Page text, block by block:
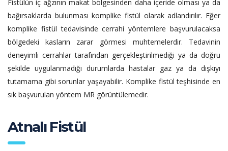
Fistülün iç ağzının makat bölgesinden daha içeride olması ya da
bağırsaklarda bulunması komplike fistül olarak adlandırılır. Eğer
komplike fistül tedavisinde cerrahi yöntemlere başvurulacaksa
bölgedeki kasların zarar görmesi muhtemelerdir. Tedavinin
deneyimli cerrahlar tarafından gerçekleştirilmediği ya da doğru
şekilde uygulanmadığı durumlarda hastalar gaz ya da dışkıyı
tutamama gibi sorunlar yaşayabilir. Komplike fistül teşhisinde en
sık başvurulan yöntem MR görüntülemedir.
Atnalı Fistül